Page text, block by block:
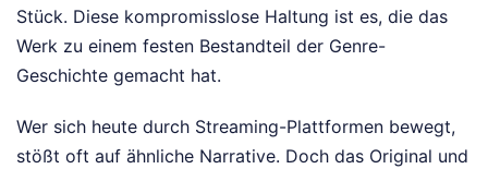
Stück. Diese kompromisslose Haltung ist es, die das
Werk zu einem festen Bestandteil der Genre-
Geschichte gemacht hat.
Wer sich heute durch Streaming-Plattformen bewegt,
stößt oft auf ähnliche Narrative. Doch das Original und